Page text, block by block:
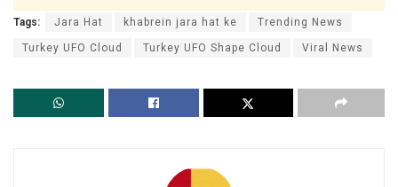
Tags: Jara Hat khabrein jara hat ke Trending News
Turkey UFO Cloud Turkey UFO Shape Cloud Viral News